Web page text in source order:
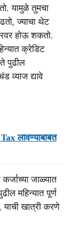
यामुळे तुमचा
ज्याचा थेट
होऊ शकतो.
क्रेडिट
पुढील
व्याज द्यावे
लावण्याबाबत
जाळ्यात
महिन्यात पूर्ण
खात्री करणे